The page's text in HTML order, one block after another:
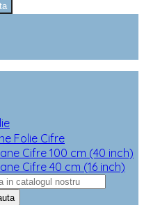
Folie Cifre
Cifre 100 cm (40 inch)
Cifre 40 cm (16 inch)